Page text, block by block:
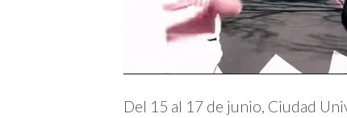
Del 15 al 17 de junio, Ciudad